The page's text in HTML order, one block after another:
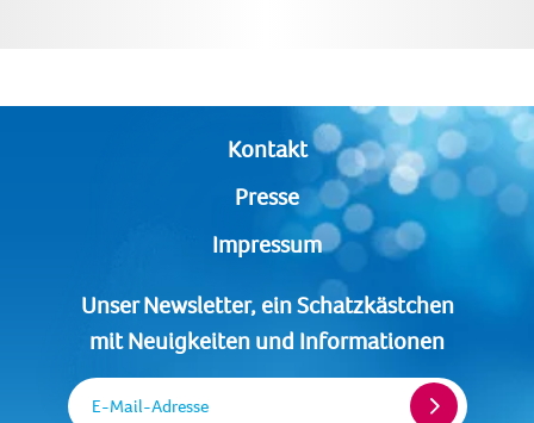
Kontakt
Presse
Impressum
Unser Newsletter, ein Schatzkästchen
mit Neuigkeiten und Informationen
E-Mail-Adresse